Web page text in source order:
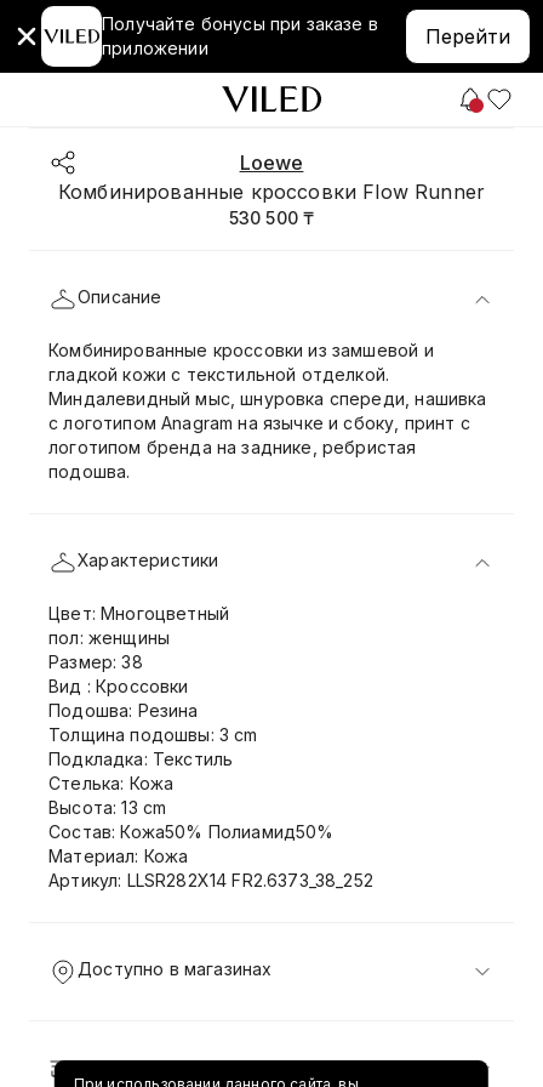
Получайте бонусы при заказе в
приложении
Перейти
Loewe
Комбинированные кроссовки Flow Runner
530 500 ₸
Описание
Комбинированные кроссовки из замшевой и
гладкой кожи с текстильной отделкой.
Миндалевидный мыс, шнуровка спереди, нашивка
с логотипом Anagram на язычке и сбоку, принт с
логотипом бренда на заднике, ребристая
подошва.
Характеристики
Цвет: Многоцветный
пол: женщины
Размер: 38
Вид : Кроссовки
Подошва: Резина
Толщина подошвы: 3 cm
Подкладка: Текстиль
Стелька: Кожа
Высота: 13 cm
Состав: Кожа50% Полиамид50%
Материал: Кожа
Артикул: LLSR282X14 FR2.6373_38_252
Доступно в магазинах
Доставка и возврат